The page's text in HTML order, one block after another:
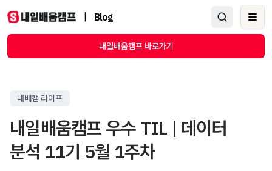
Blog
내일배움캠프 바로가기
내배캠 라이프
내일배움캠프 우수 TIL | 데이터
분석 11기 5월 1주차